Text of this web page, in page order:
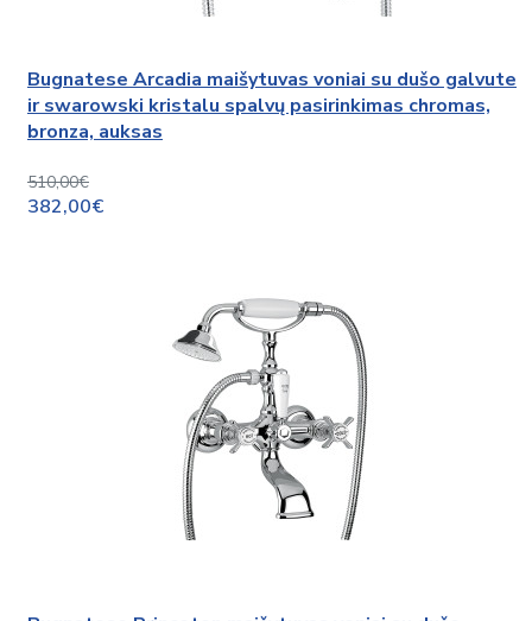
Bugnatese Arcadia maišytuvas voniai su dušo galvute
ir swarowski kristalu spalvų pasirinkimas chromas,
bronza, auksas
510,00€
382,00€